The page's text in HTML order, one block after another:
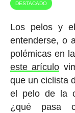
DESTACADO
Los pelos y
entenderse, o
polémicas en
este arículo
que un ciclista
el pelo de la
¿qué pasa